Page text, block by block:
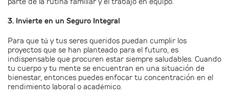
3. Invierte en un Seguro Integral
Para que tú y tus seres queridos puedan cumplir los
proyectos que se han planteado para el futuro, es
indispensable que procuren estar siempre saludables. Cuando
tu cuerpo y tu mente se encuentran en una situación de
bienestar, entonces puedes enfocar tu concentración en el
rendimiento laboral o académico.